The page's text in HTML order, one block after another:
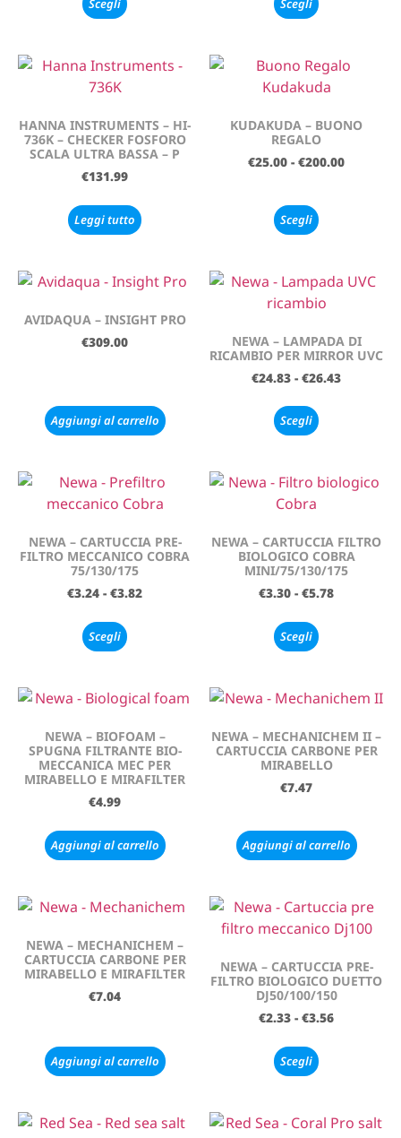
Scegli Scegli
HANNA INSTRUMENTS – HI-
736K – CHECKER FOSFORO
SCALA ULTRA BASSA – P
€131.99
Leggi tutto
KUDAKUDA – BUONO
REGALO
€25.00 - €200.00
Scegli
AVIDAQUA – INSIGHT PRO
€309.00
Aggiungi al carrello
NEWA – LAMPADA DI
RICAMBIO PER MIRROR UVC
€24.83 - €26.43
Scegli
NEWA – CARTUCCIA PRE-
FILTRO MECCANICO COBRA
75/130/175
€3.24 - €3.82
Scegli
NEWA – CARTUCCIA FILTRO
BIOLOGICO COBRA
MINI/75/130/175
€3.30 - €5.78
Scegli
NEWA – BIOFOAM –
SPUGNA FILTRANTE BIO-
MECCANICA MEC PER
MIRABELLO E MIRAFILTER
€4.99
Aggiungi al carrello
NEWA – MECHANICHEM II –
CARTUCCIA CARBONE PER
MIRABELLO
€7.47
Aggiungi al carrello
NEWA – MECHANICHEM –
CARTUCCIA CARBONE PER
MIRABELLO E MIRAFILTER
€7.04
Aggiungi al carrello
NEWA – CARTUCCIA PRE-
FILTRO BIOLOGICO DUETTO
DJ50/100/150
€2.33 - €3.56
Scegli